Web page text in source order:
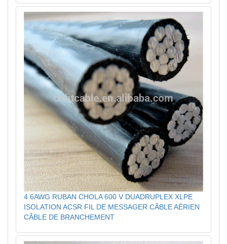
4 6AWG RUBAN CHOLA 600 V DUADRUPLEX XLPE
ISOLATION ACSR FIL DE MESSAGER CÂBLE AÉRIEN
CÂBLE DE BRANCHEMENT